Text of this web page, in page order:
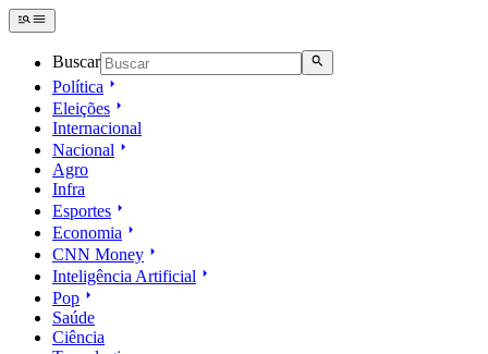
Buscar
Política
Eleições
Internacional
Nacional
Agro
Infra
Esportes
Economia
CNN Money
Inteligência Artificial
Pop
Saúde
Ciência